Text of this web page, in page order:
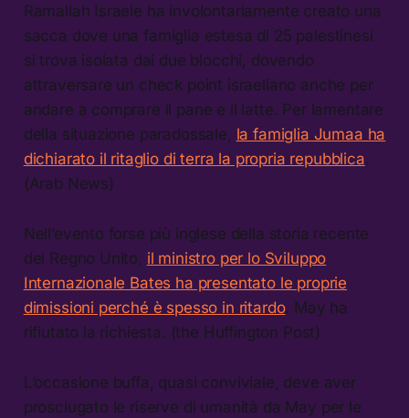
Ramallah Israele ha involontariamente creato una
sacca dove una famiglia estesa di 25 palestinesi
si trova isolata dai due blocchi, dovendo
attraversare un check point israeliano anche per
andare a comprare il pane e il latte. Per lamentare
della situazione paradossale, la famiglia Jumaa ha
dichiarato il ritaglio di terra la propria repubblica.
(Arab News)
Nell’evento forse più inglese della storia recente
del Regno Unito, il ministro per lo Sviluppo
Internazionale Bates ha presentato le proprie
dimissioni perché è spesso in ritardo. May ha
rifiutato la richiesta. (the Huffington Post)
L’occasione buffa, quasi conviviale, deve aver
prosciugato le riserve di umanità da May per le